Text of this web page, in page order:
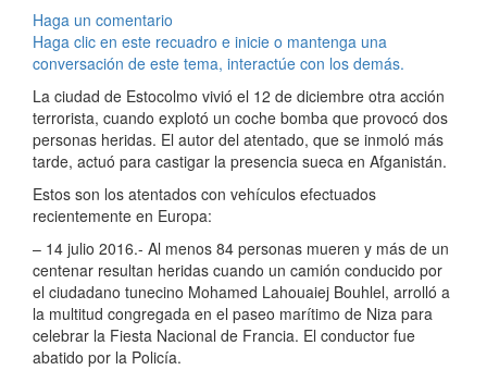
Haga un comentario
Haga clic en este recuadro e inicie o mantenga una
conversación de este tema, interactúe con los demás.
La ciudad de Estocolmo vivió el 12 de diciembre otra acción
terrorista, cuando explotó un coche bomba que provocó dos
personas heridas. El autor del atentado, que se inmoló más
tarde, actuó para castigar la presencia sueca en Afganistán.
Estos son los atentados con vehículos efectuados
recientemente en Europa:
– 14 julio 2016.- Al menos 84 personas mueren y más de un
centenar resultan heridas cuando un camión conducido por
el ciudadano tunecino Mohamed Lahouaiej Bouhlel, arrolló a
la multitud congregada en el paseo marítimo de Niza para
celebrar la Fiesta Nacional de Francia. El conductor fue
abatido por la Policía.